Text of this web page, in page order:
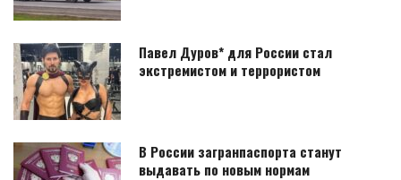
Павел Дуров* для России стал
экстремистом и террористом
В России загранпаспорта станут
выдавать по новым нормам